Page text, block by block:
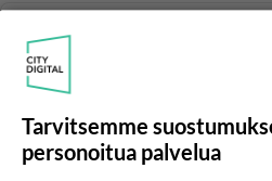
Mistä miehet tykkää sängyssä?
En tiiä saako näitä täällä
ideoita. Olemme tämän miehen kanssa vasta suhteen
alussa, niin en t...
28.11.2022 16:30
Tarvitsemme
personoitua palvelua